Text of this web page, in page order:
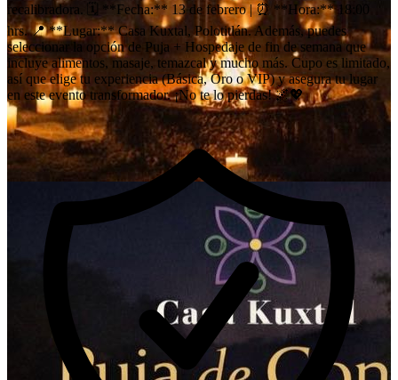
recalibradora. 🗓️ **Fecha:** 13 de febrero | ⏰ **Hora:** 18:00
hrs. 📍 **Lugar:** Casa Kuxtal, Polotitlán. Además, puedes
seleccionar la opción de Puja + Hospedaje de fin de semana que
incluye alimentos, masaje, temazcal y mucho más. Cupo es limitado,
así que elige tu experiencia (Básica, Oro o VIP) y asegura tu lugar
en este evento transformador. ¡No te lo pierdas! 🌌💖